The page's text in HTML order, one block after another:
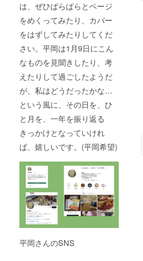
は、ぜひぱらぱらとページ
をめくってみたり、カバー
をはずしてみたりしてくだ
さい。平岡は1月9日にこん
なものを見聞きしたり、考
えたりして過ごしたようだ
が、私はどうだったかな…
という風に、その日を、ひ
と月を、一年を振り返る
きっかけとなっていけれ
ば、嬉しいです。(平岡希望)
平岡さんのSNS